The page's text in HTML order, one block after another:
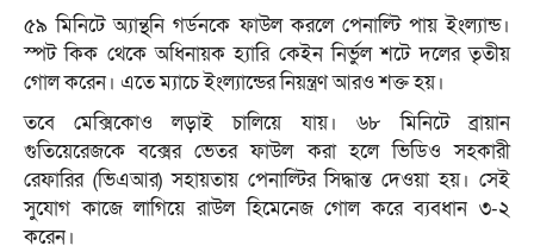
৫৯ মিনিটে অ্যান্থনি গর্ডনকে ফাউল করলে পেনাল্টি পায় ইংল্যান্ড।
স্পট কিক থেকে অধিনায়ক হ্যারি কেইন নির্ভুল শটে দলের তৃতীয়
গোল করেন। এতে ম্যাচে ইংল্যান্ডের নিয়ন্ত্রণ আরও শক্ত হয়।
তবে মেক্সিকোও লড়াই চালিয়ে যায়। ৬৮ মিনিটে ব্রায়ান
গুতিয়েরেজকে বক্সের ভেতর ফাউল করা হলে ভিডিও সহকারী
রেফারির (ভিএআর) সহায়তায় পেনাল্টির সিদ্ধান্ত দেওয়া হয়। সেই
সুযোগ কাজে লাগিয়ে রাউল হিমেনেজ গোল করে ব্যবধান ৩-২
করেন।